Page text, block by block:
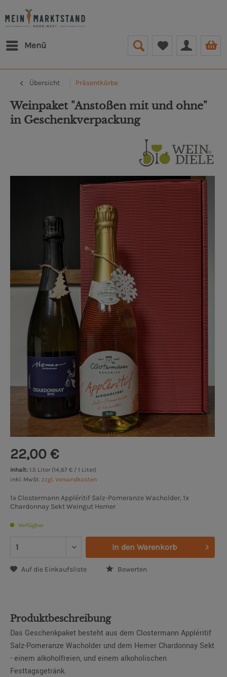
Menü
Übersicht Präsentkörbe
Weinpaket "Anstoßen mit und ohne"
in Geschenkverpackung
22,00 €
Inhalt: 1.5 Liter (14,67 € / 1 Liter)
inkl. MwSt. zzgl. Versandkosten
1x Clostermann Appléritif Salz-Pomeranze Wacholder, 1x
Chardonnay Sekt Weingut Hemer
Verfügbar
In den Warenkorb
Auf die Einkaufsliste Bewerten
Produktbeschreibung
Das Geschenkpaket besteht aus dem Clostermann Appléritif
Salz-Pomeranze Wacholder und dem Hemer Chardonnay Sekt
- einem alkoholfreien, und einem alkoholischen
Festtagsgetränk.